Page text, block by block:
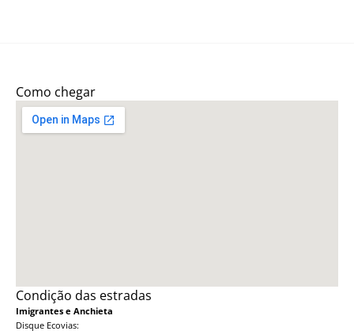
Como chegar
Condição das estradas
Imigrantes e Anchieta
Disque Ecovias: